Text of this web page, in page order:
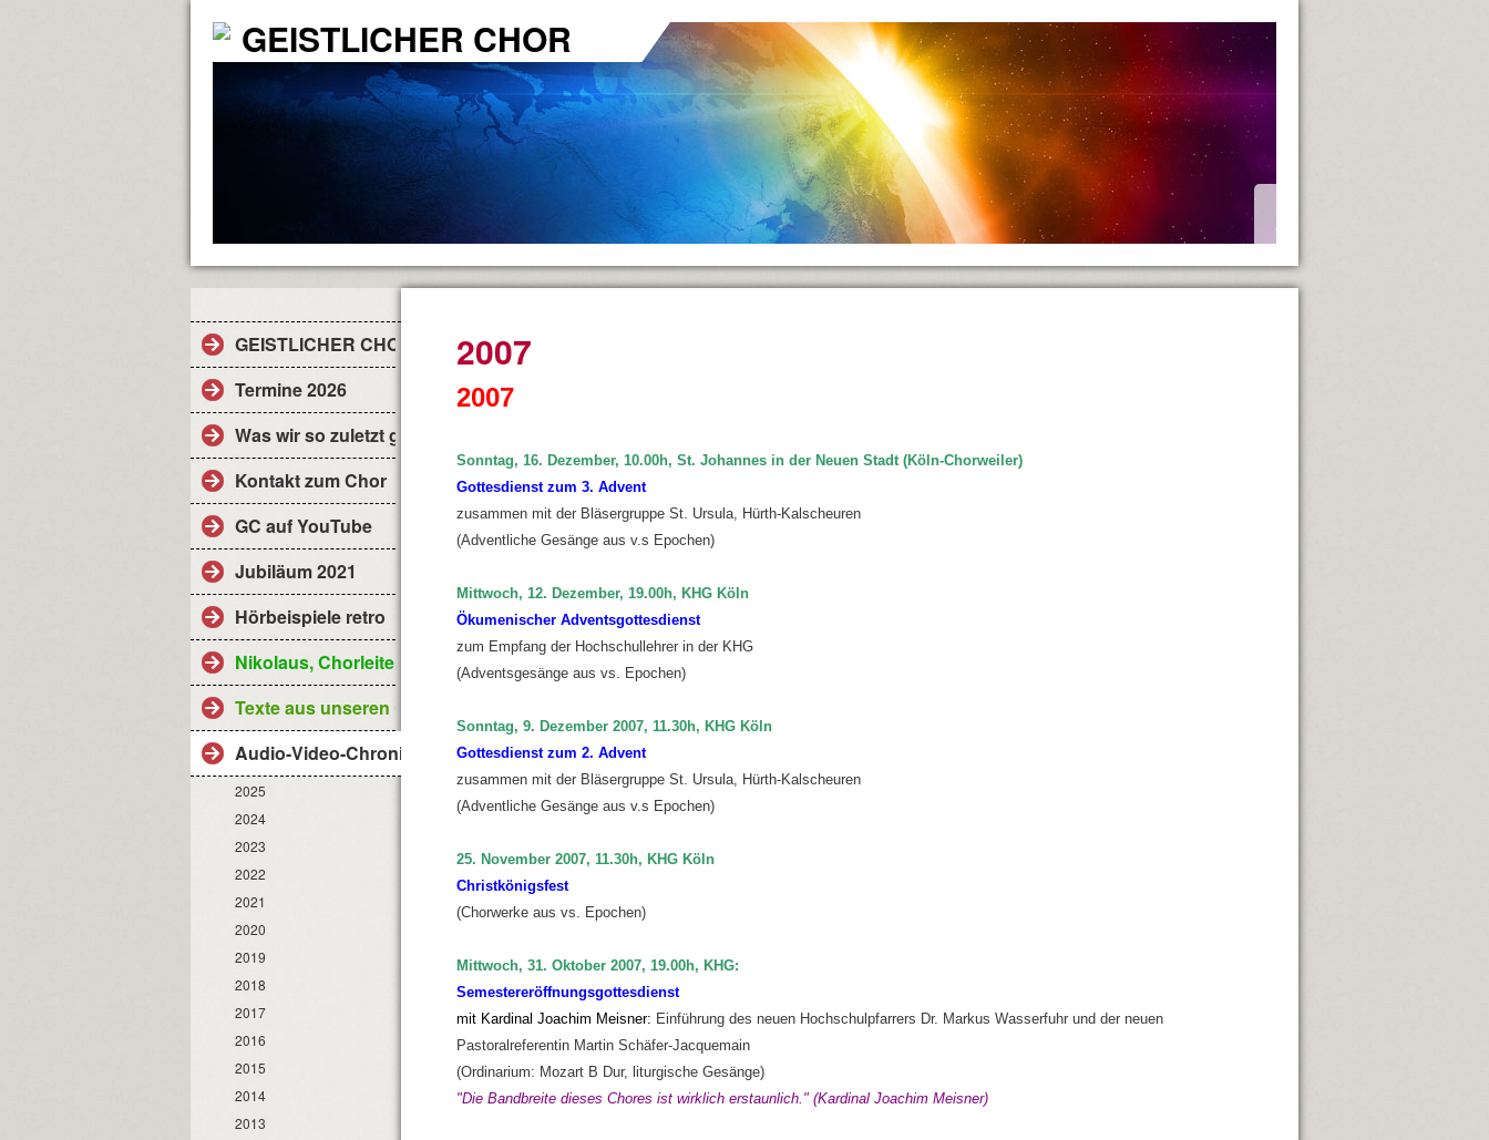
GEISTLICHER CHOR
GEISTLICHER CHOR
Termine 2026
Was wir so zuletzt gemacht haben ...
Kontakt zum Chor
GC auf YouTube
Jubiläum 2021
Hörbeispiele retro
Nikolaus, Chorleiter
Texte aus unseren Gottesdiensten
Audio-Video-Chronik
2025
2024
2023
2022
2021
2020
2019
2018
2017
2016
2015
2014
2013
2007
2007
Sonntag, 16. Dezember, 10.00h, St. Johannes in der Neuen Stadt (Köln-Chorweiler)
Gottesdienst zum 3. Advent
zusammen mit der Bläsergruppe St. Ursula, Hürth-Kalscheuren
(Adventliche Gesänge aus v.s Epochen)
Mittwoch, 12. Dezember, 19.00h, KHG Köln
Ökumenischer Adventsgottesdienst
zum Empfang der Hochschullehrer in der KHG
(Adventsgesänge aus vs. Epochen)
Sonntag, 9. Dezember 2007, 11.30h, KHG Köln
Gottesdienst zum 2. Advent
zusammen mit der Bläsergruppe St. Ursula, Hürth-Kalscheuren
(Adventliche Gesänge aus v.s Epochen)
25. November 2007, 11.30h, KHG Köln
Christkönigsfest
(Chorwerke aus vs. Epochen)
Mittwoch, 31. Oktober 2007, 19.00h, KHG:
Semestereröffnungsgottesdienst
mit Kardinal Joachim Meisner: Einführung des neuen Hochschulpfarrers Dr. Markus Wasserfuhr und der neuen
Pastoralreferentin Martin Schäfer-Jacquemain
(Ordinarium: Mozart B Dur, liturgische Gesänge)
"Die Bandbreite dieses Chores ist wirklich erstaunlich." (Kardinal Joachim Meisner)